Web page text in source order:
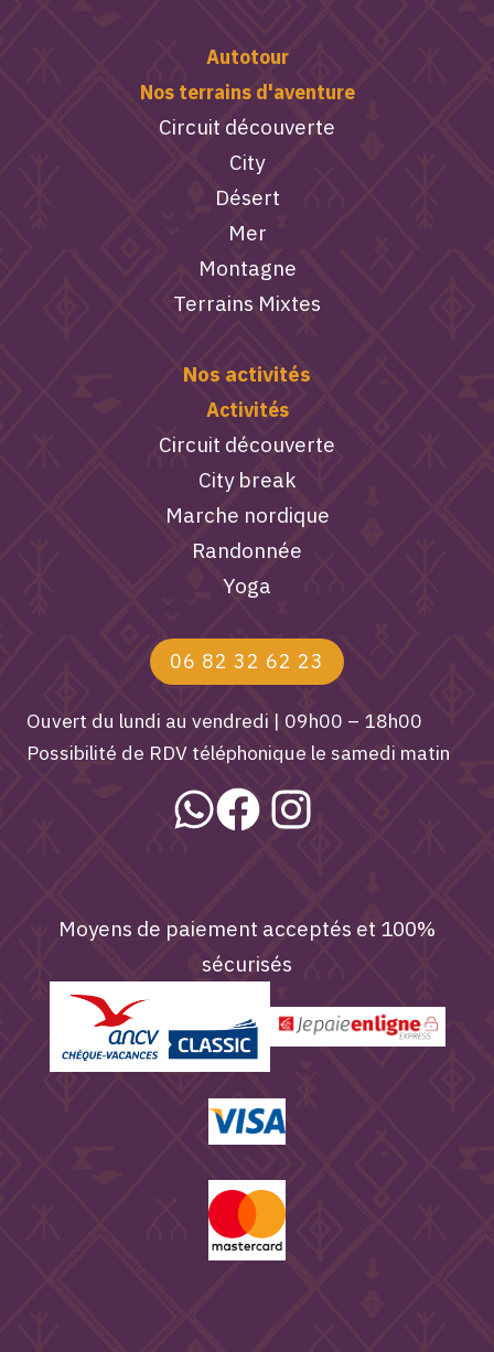
Autotour
Nos terrains d'aventure
Circuit découverte
City
Désert
Mer
Montagne
Terrains Mixtes
Nos activités
Activités
Circuit découverte
City break
Marche nordique
Randonnée
Yoga
06 82 32 62 23
Ouvert du lundi au vendredi | 09h00 – 18h00
Possibilité de RDV téléphonique le samedi matin
Moyens de paiement acceptés et 100%
sécurisés